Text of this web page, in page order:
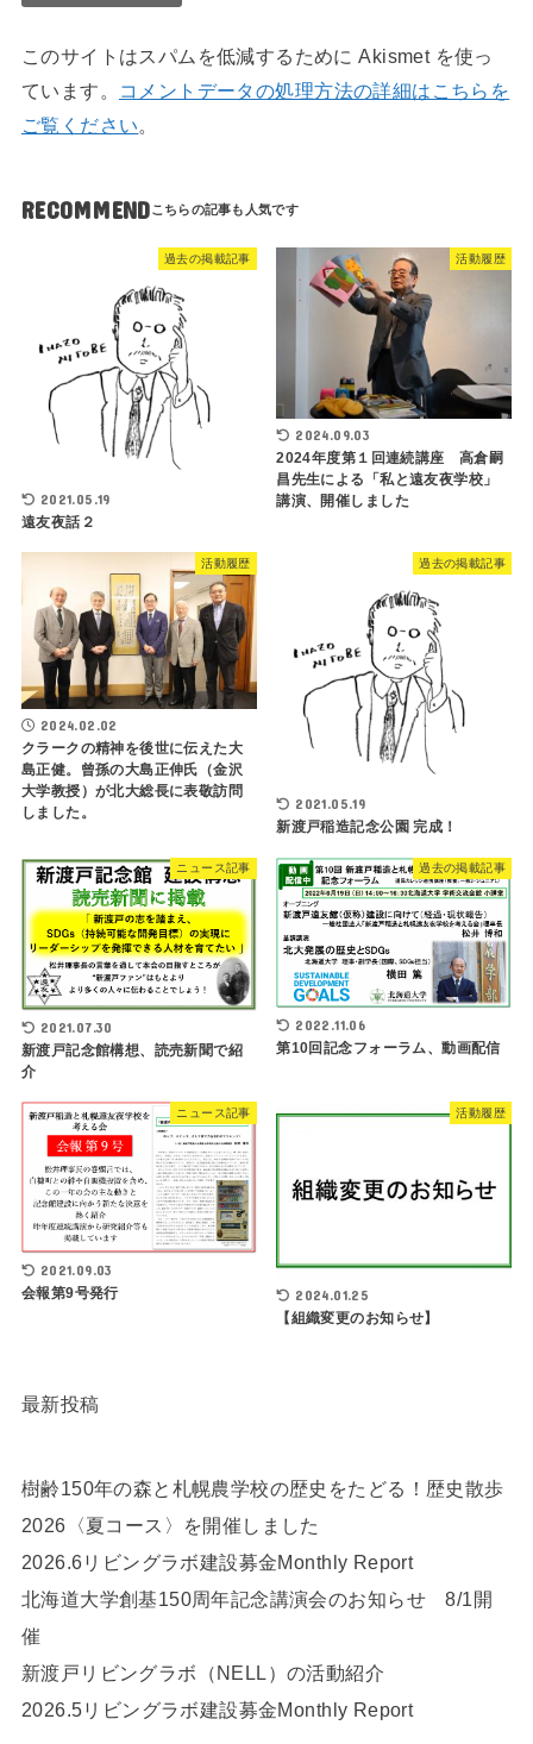
このサイトはスパムを低減するために Akismet を使っ
ています。
コメントデータの処理方法の詳細はこちらを
ご覧ください。
RECOMMEND
過去の掲載記事
2021.05.19
遠友夜話２
活動履歴
2024.09.03
2024年度第１回連続講座 高倉嗣
昌先生による「私と遠友夜学校」
講演、開催しました
活動履歴
2024.02.02
クラークの精神を後世に伝えた大
島正健。曾孫の大島正伸氏（金沢
大学教授）が北大総長に表敬訪問
しました。
過去の掲載記事
2021.05.19
新渡戸稲造記念公園 完成！
ニュース記事
2021.07.30
新渡戸記念館構想、読売新聞で紹
介
過去の掲載記事
2022.11.06
第10回記念フォーラム、動画配信
ニュース記事
2021.09.03
会報第9号発行
活動履歴
2024.01.25
【組織変更のお知らせ】
最新投稿
樹齢150年の森と札幌農学校の歴史をたどる！歴史散歩
2026〈夏コース〉を開催しました
2026.6リビングラボ建設募金Monthly Report
北海道大学創基150周年記念講演会のお知らせ 8/1開
催
新渡戸リビングラボ（NELL）の活動紹介
2026.5リビングラボ建設募金Monthly Report